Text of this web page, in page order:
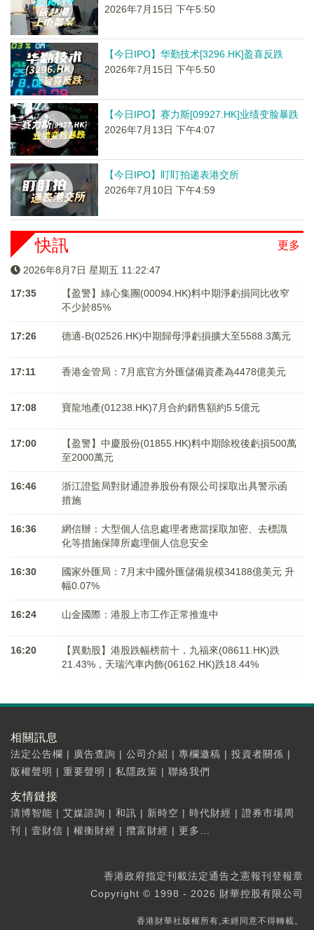
2026年7月15日 下午5:50
【今日IPO】华勤技术[3296.HK]盈喜反跌
2026年7月15日 下午5:50
【今日IPO】赛力斯[09927.HK]业绩变脸暴跌
2026年7月13日 下午4:07
【今日IPO】盯盯拍递表港交所
2026年7月10日 下午4:59
更多
快訊
2026年8月7日 星期五 11:22:48
17:35
【盈警】綠心集團(00094.HK)料中期淨虧損同比收窄
不少於85%
17:26 德適-B(02526.HK)中期歸母淨虧損擴大至5588.3萬元
17:11 香港金管局：7月底官方外匯儲備資產為4478億美元
17:08 寶龍地產(01238.HK)7月合約銷售額約5.5億元
17:00
【盈警】中慶股份(01855.HK)料中期除稅後虧損500萬
至2000萬元
16:46
浙江證監局對財通證券股份有限公司採取出具警示函
措施
16:36
網信辦：大型個人信息處理者應當採取加密、去標識
化等措施保障所處理個人信息安全
16:30
國家外匯局：7月末中國外匯儲備規模34188億美元 升
幅0.07%
16:24 山金國際：港股上市工作正常推進中
16:20
【異動股】港股跌幅榜前十，九福來(08611.HK)跌
21.43%，天瑞汽車内飾(06162.HK)跌18.44%
相關訊息
法定公告欄 | 廣告查詢 | 公司介紹 | 專欄邀稿 | 投資者關係 |
版權聲明 | 重要聲明 | 私隱政策 | 聯絡我們
友情鏈接
清博智能 | 艾媒諮詢 | 和訊 | 新時空 | 時代財經 | 證券市場周
刊
| 壹財信 | 權衡財經 | 攬富財經 | 更多...
香港政府指定刊載法定通告之憲報刊登報章
Copyright © 1998 - 2026 財華控股有限公司
香港財華社版權所有,未經同意不得轉載。